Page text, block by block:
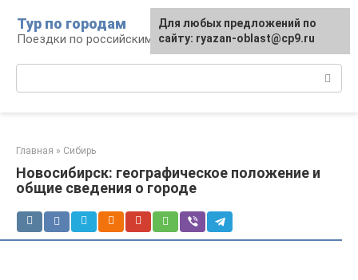
контенту
Тур по городам
Поездки по российским городам
Главная » Сибирь
Новосибирск: географическое положение и
общие сведения о городе
Для любых предложений по
сайту: ryazan-oblast@cp9.ru